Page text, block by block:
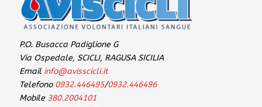
P.O. Busacca Padiglione G
Via Ospedale, SCICLI, RAGUSA SICILIA
Email info@avisscicli.it
Telefono 0932.446495/0932.446496
Mobile 380.2004101